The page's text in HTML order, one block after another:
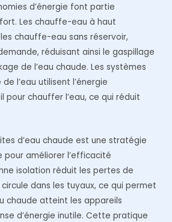
d’énergie font partie
Les chauffe-eau à haut
chauffe-eau sans réservoir,
réduisant ainsi le gaspillage
de l’eau chaude. Les systèmes
l’eau utilisent l’énergie
pour chauffer l’eau, ce qui réduit
d’eau chaude est une stratégie
pour améliorer l’efficacité
isolation réduit les pertes de
circule dans les tuyaux, ce qui permet
chaude atteint les appareils
d’énergie inutile. Cette pratique